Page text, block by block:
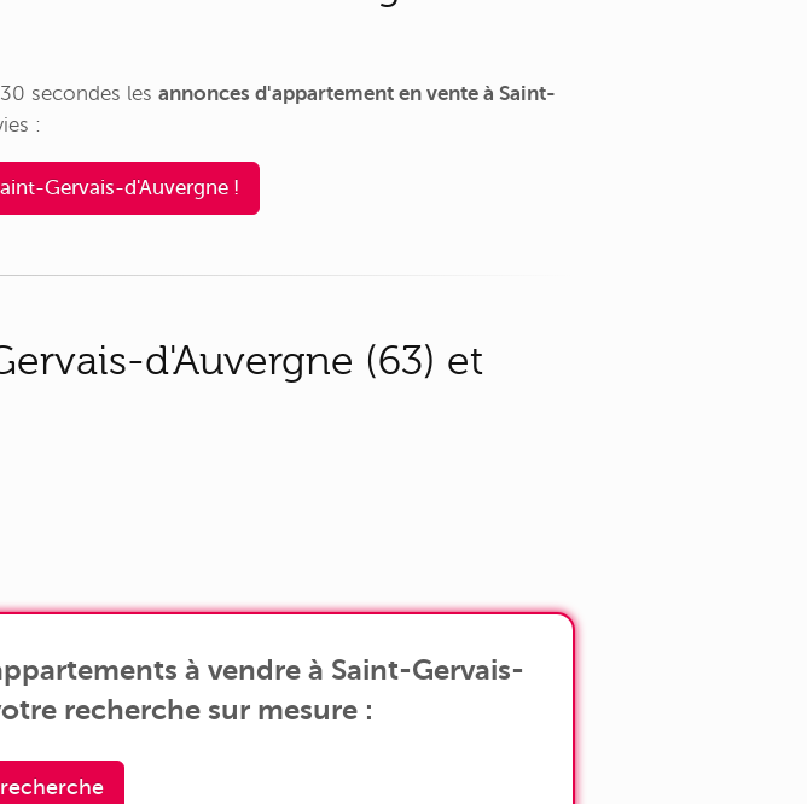
secondes les annonces d'appartement en vente à Saint-
:
Gervais-d'Auvergne !
d'Auvergne (63) et
à vendre à Saint-Gervais-
recherche sur mesure :